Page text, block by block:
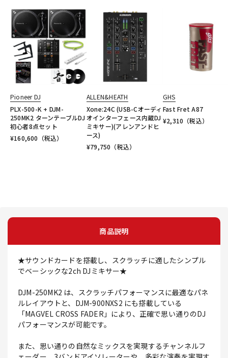
Pioneer DJ
PLX-500-K + DJM-
250MK2 ターンテーブルDJ
初心者8点セット
¥160,600 （税込）
ALLEN&HEATH
Xone:24C (USB-Cオーディ
オインターフェース内蔵DJ
ミキサー)(アレンアンドヒ
ース)
¥79,750 （税込）
GHS
Fast Fret A87
¥2,310 （税込）
商品説明
★サウンドカードを搭載し、スクラッチに適したシンプル
でベーシックな2ch DJミキサー★
DJM-250MK2 は、スクラッチパフォーマンスに最適なパネ
ルレイアウトと、DJM-900NXS2 にも搭載している
「MAGVEL CROSS FADER」により、正確で思い通りのDJ
パフォーマンスが可能です。
また、思い通りの自然なミックスを実現するチャンネルフ